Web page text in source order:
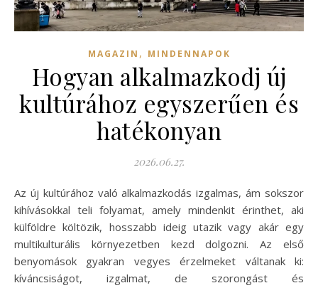
MAGAZIN , MINDENNAPOK
Hogyan alkalmazkodj új
kultúrához egyszerűen és
hatékonyan
2026.06.27.
Az új kultúrához való alkalmazkodás izgalmas, ám sokszor
kihívásokkal teli folyamat, amely mindenkit érinthet, aki
külföldre költözik, hosszabb ideig utazik vagy akár egy
multikulturális környezetben kezd dolgozni. Az első
benyomások gyakran vegyes érzelmeket váltanak ki:
kíváncsiságot, izgalmat, de szorongást és